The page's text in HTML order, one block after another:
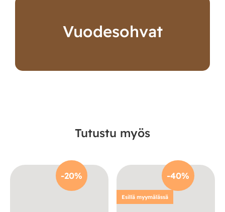
Vuodesohvat
Tutustu myös
-20% -40%
Esillä myymälässä